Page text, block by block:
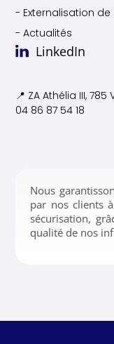
- Externalisation
- Actualités
LinkedIn
📍 ZA Athélia III, 785
04 86 87 54 18
Nous
par nos clients
sécurisation,
qualité de nos